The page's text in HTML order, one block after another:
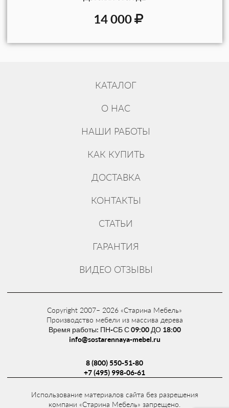
14 000
КАТАЛОГ
О НАС
НАШИ РАБОТЫ
КАК КУПИТЬ
ДОСТАВКА
КОНТАКТЫ
СТАТЬИ
ГАРАНТИЯ
ВИДЕО ОТЗЫВЫ
Copyright 2007– 2026 «Старина Мебель»
Производство мебели из массива дерева
Время работы: ПН-СБ С 09:00 ДО 18:00
info@sostarennaya-mebel.ru
8 (800) 550-51-80
+7 (495) 998-06-61
Использование материалов сайта без разрешения
компани «Старина Мебель» запрещено.